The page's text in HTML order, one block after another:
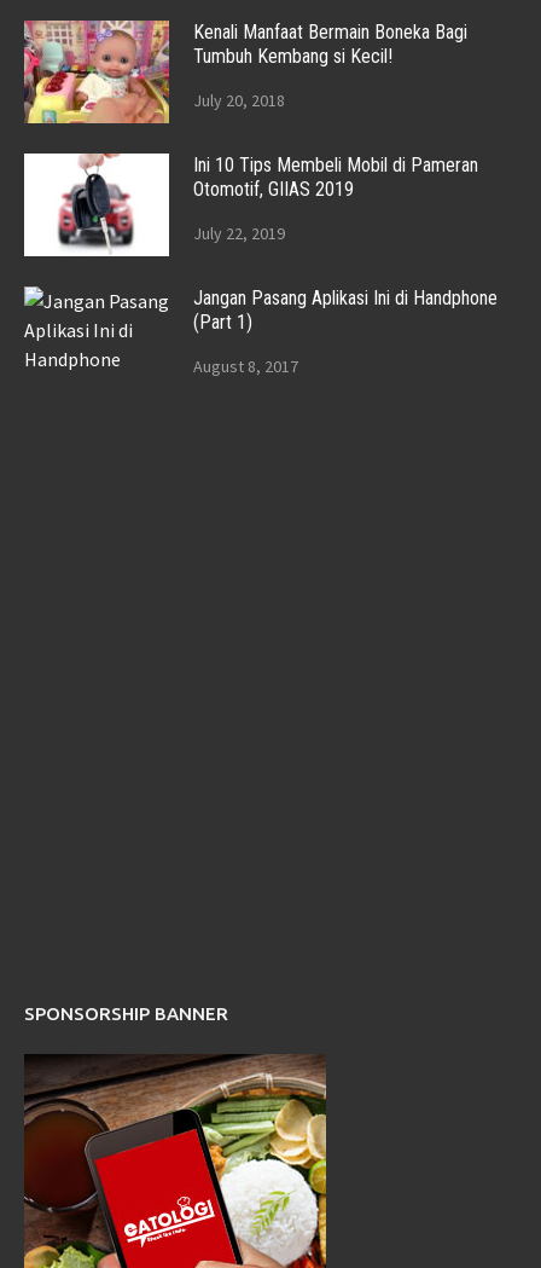
Kenali Manfaat Bermain Boneka Bagi
Tumbuh Kembang si Kecil!
July 20, 2018
Ini 10 Tips Membeli Mobil di Pameran
Otomotif, GIIAS 2019
July 22, 2019
Jangan Pasang Aplikasi Ini di Handphone
(Part 1)
August 8, 2017
SPONSORSHIP BANNER